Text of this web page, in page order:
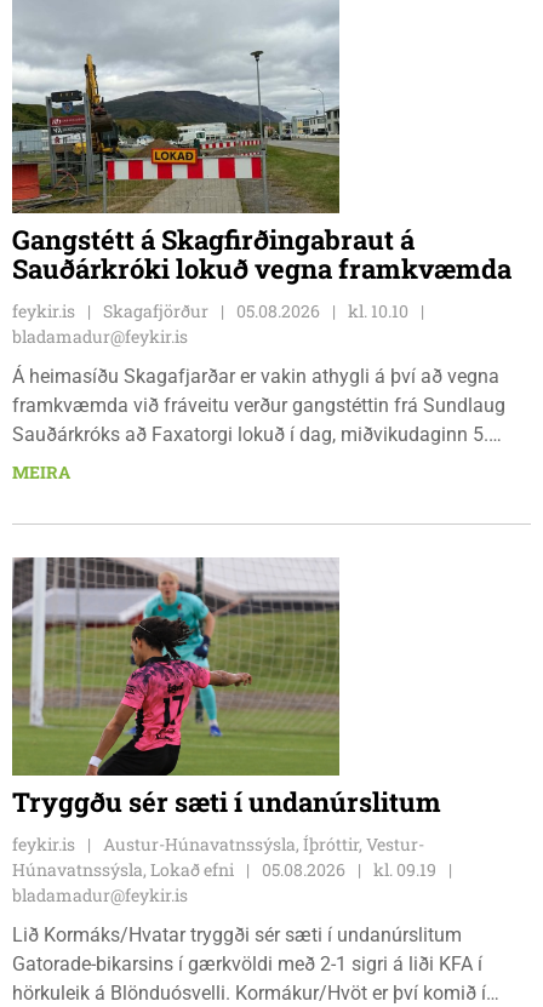
Gangstétt á Skagfirðingabraut á
Sauðárkróki lokuð vegna framkvæmda
feykir.is Skagafjörður 05.08.2026
kl. 10.10
bladamadur@feykir.is
Á heimasíðu Skagafjarðar er vakin athygli á því að vegna
framkvæmda við fráveitu verður gangstéttin frá Sundlaug
Sauðárkróks að Faxatorgi lokuð í dag, miðvikudaginn 5.
ágúst, og á morgun, fimmtudaginn 6. ágúst.
MEIRA
Tryggðu sér sæti í undanúrslitum
feykir.is
Austur-Húnavatnssýsla, Íþróttir, Vestur-
Húnavatnssýsla, Lokað efni
05.08.2026
kl. 09.19
bladamadur@feykir.is
Lið Kormáks/Hvatar tryggði sér sæti í undanúrslitum
Gatorade-bikarsins í gærkvöldi með 2-1 sigri á liði KFA í
hörkuleik á Blönduósvelli. Kormákur/Hvöt er því komið í